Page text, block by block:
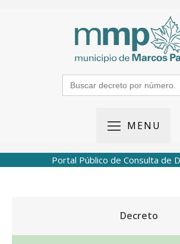
Search
for:
MENU
Portal Público de Consulta de
Decreto